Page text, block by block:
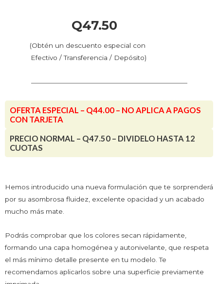
(70.825
Pos.
152)
Q47.50
(Obtén un descuento especial con
Efectivo / Transferencia / Depósito)
OFERTA ESPECIAL – Q44.00 – NO APLICA A PAGOS
CON TARJETA
PRECIO NORMAL – Q47.50 – DIVIDELO HASTA 12
CUOTAS
Hemos introducido una nueva formulación que te sorprenderá
por su asombrosa fluidez, excelente opacidad y un acabado
mucho más mate.
Podrás comprobar que los colores secan rápidamente,
formando una capa homogénea y autonivelante, que respeta
el más mínimo detalle presente en tu modelo. Te
recomendamos aplicarlos sobre una superficie previamente